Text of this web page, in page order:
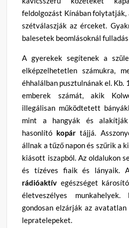
feldolgozást Kínában folytatják,
szétválaszják az érceket.
balesetek beomlásoknál
A gyerekek segítenek a
elképzelhetetlen számukra,
éhhalálban pusztulnának el. Kb.
emberek számát, akik
illegálisan működtetett
mint a hangyák és
hasonlító kopár tájjá.
állnak a tűző napon és szűrik a
kiásott iszapból. Az oldalukon
és tízéves fiaik és lányaik.
rádióaktív egészséget
életveszélyes
gondosan elzárják az
lepratelepeket.